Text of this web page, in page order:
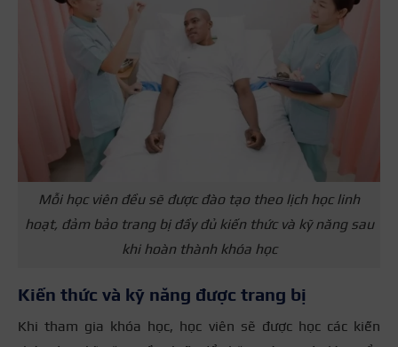
Mỗi học viên đều sẽ được đào tạo theo lịch học linh
hoạt, đảm bảo trang bị đầy đủ kiến thức và kỹ năng sau
khi hoàn thành khóa học
Kiến thức và kỹ năng được trang bị
Khi tham gia khóa học, học viên sẽ được học các kiến